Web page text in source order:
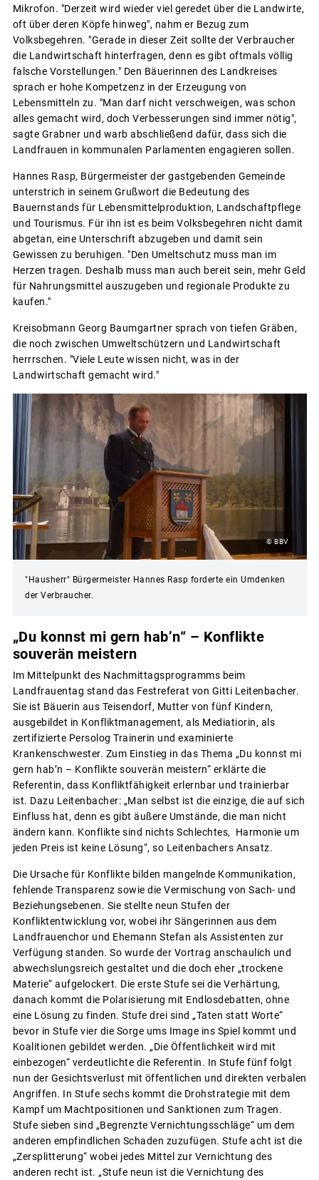
Mikrofon. "Derzeit wird wieder viel geredet über die Landwirte,
oft über deren Köpfe hinweg", nahm er Bezug zum
Volksbegehren. "Gerade in dieser Zeit sollte der Verbraucher
die Landwirtschaft hinterfragen, denn es gibt oftmals völlig
falsche Vorstellungen." Den Bäuerinnen des Landkreises
sprach er hohe Kompetzenz in der Erzeugung von
Lebensmitteln zu. "Man darf nicht verschweigen, was schon
alles gemacht wird, doch Verbesserungen sind immer nötig",
sagte Grabner und warb abschließend dafür, dass sich die
Landfrauen in kommunalen Parlamenten engagieren sollen.
Hannes Rasp, Bürgermeister der gastgebenden Gemeinde
unterstrich in seinem Grußwort die Bedeutung des
Bauernstands für Lebensmittelproduktion, Landschaftpflege
und Tourismus. Für ihn ist es beim Volksbegehren nicht damit
abgetan, eine Unterschrift abzugeben und damit sein
Gewissen zu beruhigen. "Den Umeltschutz muss man im
Herzen tragen. Deshalb muss man auch bereit sein, mehr Geld
für Nahrungsmittel auszugeben und regionale Produkte zu
kaufen."
Kreisobmann Georg Baumgartner sprach von tiefen Gräben,
die noch zwischen Umweltschützern und Landwirtschaft
herrrschen. "Viele Leute wissen nicht, was in der
Landwirtschaft gemacht wird."
© BBV
"Hausherr" Bürgermeister Hannes Rasp forderte ein Umdenken
der Verbraucher.
„Du konnst mi gern hab’n“ – Konflikte
souverän meistern
Im Mittelpunkt des Nachmittagsprogramms beim
Landfrauentag stand das Festreferat von Gitti Leitenbacher.
Sie ist Bäuerin aus Teisendorf, Mutter von fünf Kindern,
ausgebildet in Konfliktmanagement, als Mediatiorin, als
zertifizierte Persolog Trainerin und examinierte
Krankenschwester. Zum Einstieg in das Thema „Du konnst mi
gern hab’n – Konflikte souverän meistern“ erklärte die
Referentin, dass Konfliktfähigkeit erlernbar und trainierbar
ist. Dazu Leitenbacher: „Man selbst ist die einzige, die auf sich
Einfluss hat, denn es gibt äußere Umstände, die man nicht
ändern kann. Konflikte sind nichts Schlechtes, Harmonie um
jeden Preis ist keine Lösung“, so Leitenbachers Ansatz.
Die Ursache für Konflikte bilden mangelnde Kommunikation,
fehlende Transparenz sowie die Vermischung von Sach- und
Beziehungsebenen. Sie stellte neun Stufen der
Konfliktentwicklung vor, wobei ihr Sängerinnen aus dem
Landfrauenchor und Ehemann Stefan als Assistenten zur
Verfügung standen. So wurde der Vortrag anschaulich und
abwechslungsreich gestaltet und die doch eher „trockene
Materie“ aufgelockert. Die erste Stufe sei die Verhärtung,
danach kommt die Polarisierung mit Endlosdebatten, ohne
eine Lösung zu finden. Stufe drei sind „Taten statt Worte“
bevor in Stufe vier die Sorge ums Image ins Spiel kommt und
Koalitionen gebildet werden. „Die Öffentlichkeit wird mit
einbezogen“ verdeutlichte die Referentin. In Stufe fünf folgt
nun der Gesichtsverlust mit öffentlichen und direkten verbalen
Angriffen. In Stufe sechs kommt die Drohstrategie mit dem
Kampf um Machtpositionen und Sanktionen zum Tragen.
Stufe sieben sind „Begrenzte Vernichtungsschläge“ um dem
anderen empfindlichen Schaden zuzufügen. Stufe acht ist die
„Zersplitterung“ wobei jedes Mittel zur Vernichtung des
anderen recht ist. „Stufe neun ist die Vernichtung des